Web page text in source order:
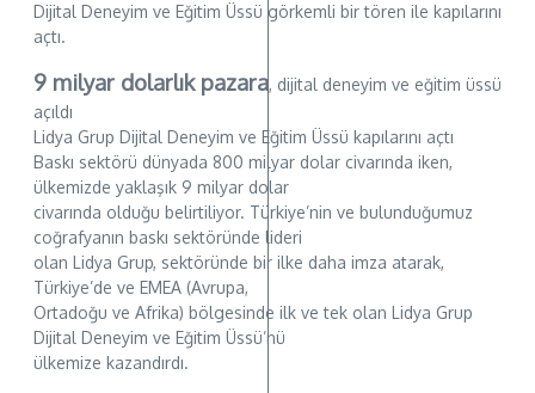
Dijital Deneyim ve Eğitim Üssü görkemli bir tören ile kapılarını
açtı.
9 milyar dolarlık pazara, dijital deneyim ve eğitim üssü
açıldı
Lidya Grup Dijital Deneyim ve Eğitim Üssü kapılarını açtı
Baskı sektörü dünyada 800 milyar dolar civarında iken,
ülkemizde yaklaşık 9 milyar dolar
civarında olduğu belirtiliyor. Türkiye’nin ve bulunduğumuz
coğrafyanın baskı sektöründe lideri
olan Lidya Grup, sektöründe bir ilke daha imza atarak,
Türkiye’de ve EMEA (Avrupa,
Ortadoğu ve Afrika) bölgesinde ilk ve tek olan Lidya Grup
Dijital Deneyim ve Eğitim Üssü’nü
ülkemize kazandırdı.